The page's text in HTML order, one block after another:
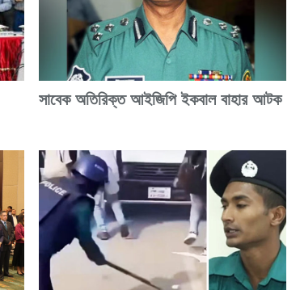
সাবেক অতিরিক্ত আইজিপি ইকবাল বাহার আটক